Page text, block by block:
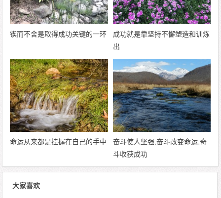
锲而不舍是取得成功关键的一环
成功就是靠坚持不懈塑造和训炼
出
命运从来都是挂握在自己的手中
奋斗使人坚强,奋斗改变命运,奇
斗收获成功
大家喜欢